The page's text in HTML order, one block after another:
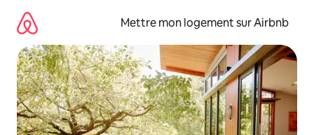
directement
contenu
Mettre mon logement sur Airbnb